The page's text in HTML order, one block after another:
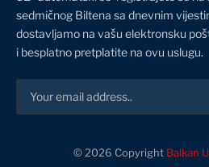
sedmičnog Biltena sa dnevnim
dostavljamo na vašu elektronsku
i besplatno pretplatite na ovu uslugu.
© 2026 Copyright Balkan